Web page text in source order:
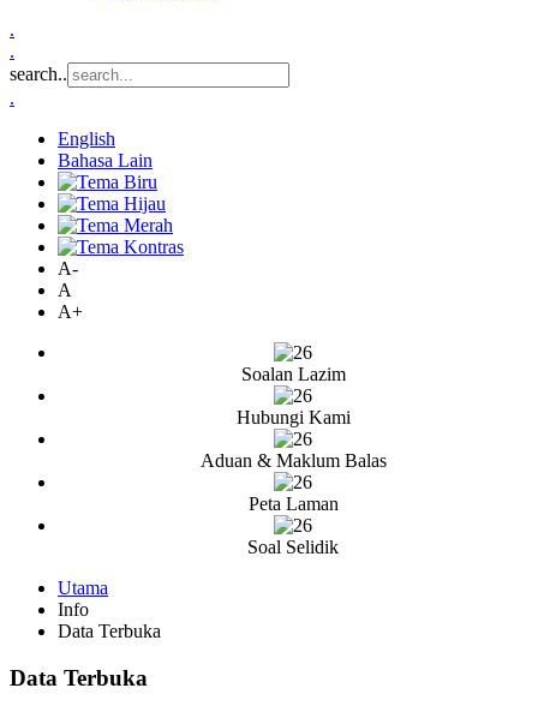
.
.
search..
.
English
Bahasa Lain
A-
A
A+
Soalan Lazim
Hubungi Kami
Aduan & Maklum Balas
Peta Laman
Soal Selidik
Utama
Info
Data Terbuka
Data Terbuka